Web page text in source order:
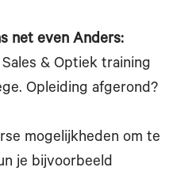
net even Anders:
& Optiek training
Opleiding afgerond?
mogelijkheden om te
je bijvoorbeeld